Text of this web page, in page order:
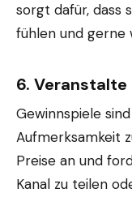
sorgt dafür, dass
fühlen und gerne
6. Veranstalte
Gewinnspiele
Aufmerksamkeit
Preise an und
Kanal zu teilen